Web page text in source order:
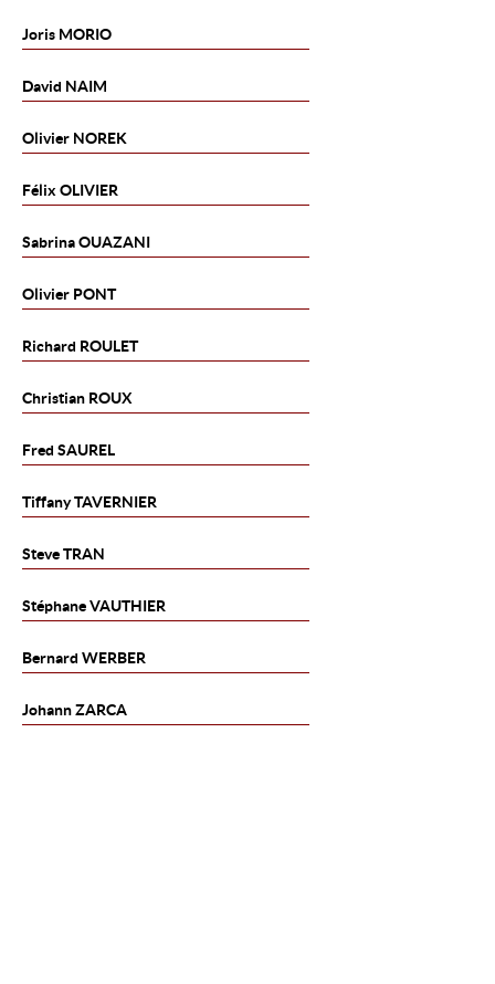
Joris MORIO
David NAIM
Olivier NOREK
Félix OLIVIER
SabrinaOUAZANI
Olivier PONT
Richard ROULET
Christian ROUX
Fred SAUREL
TiffanyTAVERNIER
SteveTRAN
StéphaneVAUTHIER
Bernard WERBER
JohannZARCA